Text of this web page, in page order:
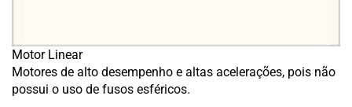
Motor Linear
Motores de alto desempenho e altas acelerações, pois não
possui o uso de fusos esféricos.